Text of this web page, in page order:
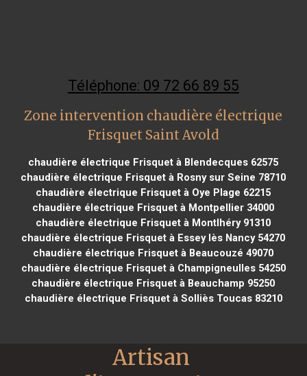
Téléphone: 09 72 66 89 55
Zone intervention chaudière électrique
Frisquet Saint Avold
chaudière électrique Frisquet à Blendecques 62575
chaudière électrique Frisquet à Rosny sur Seine 78710
chaudière électrique Frisquet à Oye Plage 62215
chaudière électrique Frisquet à Montpellier 34000
chaudière électrique Frisquet à Montlhéry 91310
chaudière électrique Frisquet à Essey lès Nancy 54270
chaudière électrique Frisquet à Beaucouzé 49070
chaudière électrique Frisquet à Champigneulles 54250
chaudière électrique Frisquet à Beauchamp 95250
chaudière électrique Frisquet à Solliès Toucas 83210
Artisan